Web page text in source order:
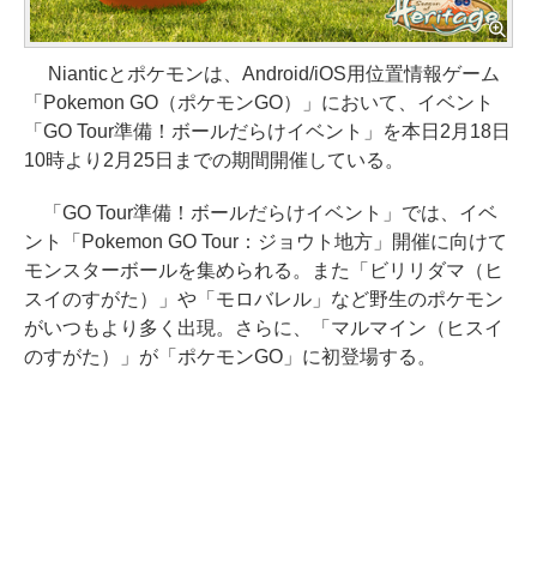
Nianticとポケモンは、Android/iOS用位置情報ゲーム
「Pokemon GO（ポケモンGO）」において、イベント
「GO Tour準備！ボールだらけイベント」を本日2月18日
10時より2月25日までの期間開催している。
「GO Tour準備！ボールだらけイベント」では、イベ
ント「Pokemon GO Tour：ジョウト地方」開催に向けて
モンスターボールを集められる。また「ビリリダマ（ヒ
スイのすがた）」や「モロバレル」など野生のポケモン
がいつもより多く出現。さらに、「マルマイン（ヒスイ
のすがた）」が「ポケモンGO」に初登場する。